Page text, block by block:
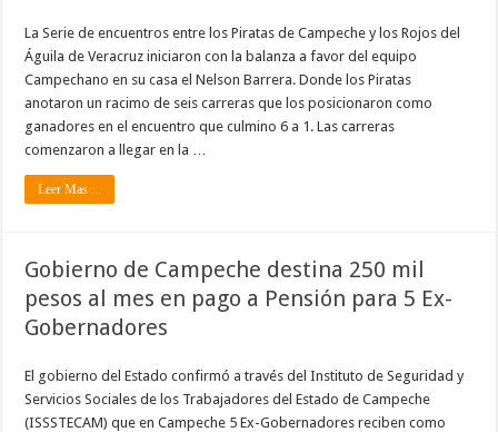
La Serie de encuentros entre los Piratas de Campeche y los Rojos del
Águila de Veracruz iniciaron con la balanza a favor del equipo
Campechano en su casa el Nelson Barrera. Donde los Piratas
anotaron un racimo de seis carreras que los posicionaron como
ganadores en el encuentro que culmino 6 a 1. Las carreras
comenzaron a llegar en la …
Leer Mas ...
Gobierno de Campeche destina 250 mil
pesos al mes en pago a Pensión para 5 Ex-
Gobernadores
El gobierno del Estado confirmó a través del Instituto de Seguridad y
Servicios Sociales de los Trabajadores del Estado de Campeche
(ISSSTECAM) que en Campeche 5 Ex-Gobernadores reciben como